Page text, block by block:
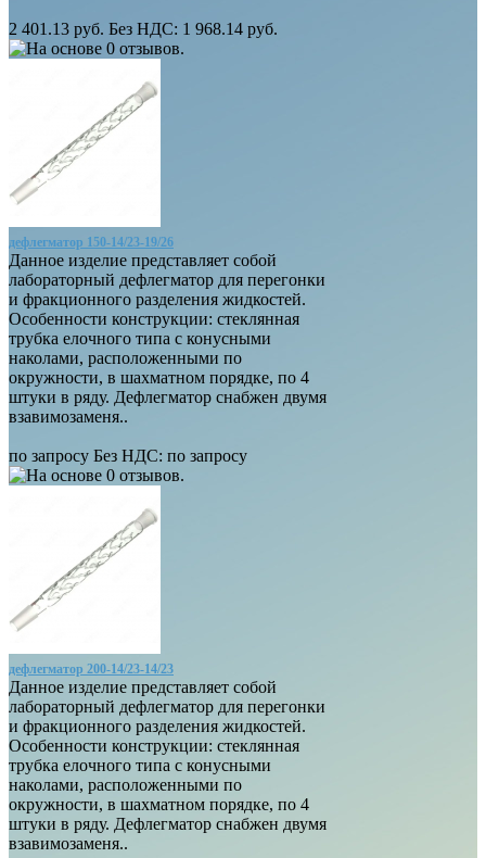
2 401.13 руб. Без НДС: 1 968.14 руб.
дефлегматор 150-14/23-19/26
Данное изделие представляет собой
лабораторный дефлегматор для перегонки
и фракционного разделения жидкостей.
Особенности конструкции: стеклянная
трубка елочного типа с конусными
наколами, расположенными по
окружности, в шахматном порядке, по 4
штуки в ряду. Дефлегматор снабжен двумя
взавимозаменя..
по запросу Без НДС: по запросу
дефлегматор 200-14/23-14/23
Данное изделие представляет собой
лабораторный дефлегматор для перегонки
и фракционного разделения жидкостей.
Особенности конструкции: стеклянная
трубка елочного типа с конусными
наколами, расположенными по
окружности, в шахматном порядке, по 4
штуки в ряду. Дефлегматор снабжен двумя
взавимозаменя..